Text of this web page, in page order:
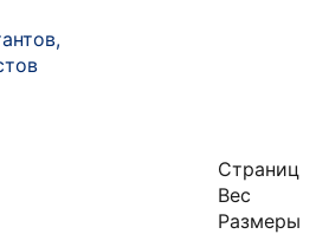
Страниц
Вес
Размеры